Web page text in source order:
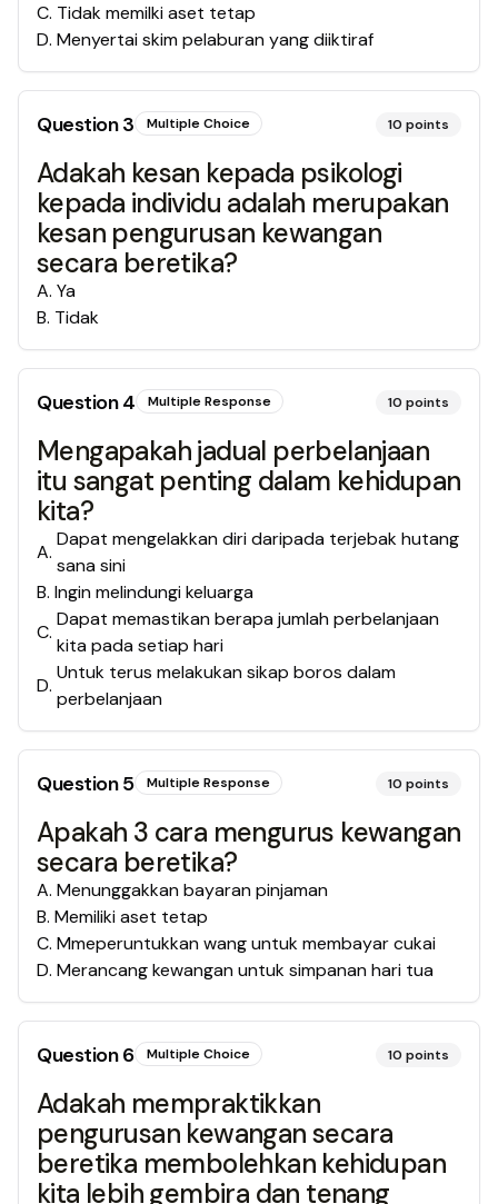
C. Tidak memilki aset tetap
D. Menyertai skim pelaburan yang diiktiraf
Question3 Multiple Choice 10 points
Adakah kesan kepada psikologi
kepada individu adalah merupakan
kesan pengurusan kewangan
secara beretika?
A. Ya
B. Tidak
Question4 Multiple Response 10 points
Mengapakah jadual perbelanjaan
itu sangat penting dalam kehidupan
kita?
A.
Dapat mengelakkan diri daripada terjebak hutang
sana sini
B. Ingin melindungi keluarga
C.
Dapat memastikan berapa jumlah perbelanjaan
kita pada setiap hari
D.
Untuk terus melakukan sikap boros dalam
perbelanjaan
Question5 Multiple Response 10 points
Apakah 3 cara mengurus kewangan
secara beretika?
A. Menunggakkan bayaran pinjaman
B. Memiliki aset tetap
C. Mmeperuntukkan wang untuk membayar cukai
D. Merancang kewangan untuk simpanan hari tua
Question6 Multiple Choice 10 points
Adakah mempraktikkan
pengurusan kewangan secara
beretika membolehkan kehidupan
kita lebih gembira dan tenang